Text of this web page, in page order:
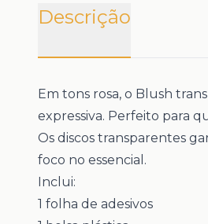
Descrição
Em tons rosa, o Blush
expressiva. Perfeito para
Os discos transparentes
foco no essencial.
Inclui:
1 folha de adesivos